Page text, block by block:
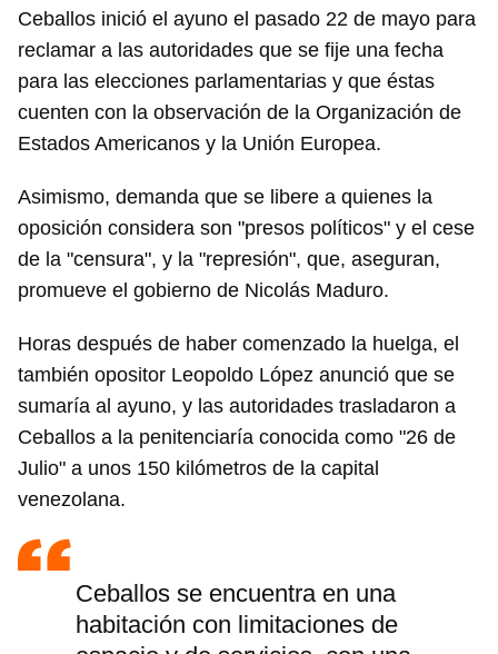
Ceballos inició el ayuno el pasado 22 de mayo para
reclamar a las autoridades que se fije una fecha
para las elecciones parlamentarias y que éstas
cuenten con la observación de la Organización de
Estados Americanos y la Unión Europea.
Asimismo, demanda que se libere a quienes la
oposición considera son "presos políticos" y el cese
de la "censura", y la "represión", que, aseguran,
promueve el gobierno de Nicolás Maduro.
Horas después de haber comenzado la huelga, el
también opositor Leopoldo López anunció que se
sumaría al ayuno, y las autoridades trasladaron a
Ceballos a la penitenciaría conocida como "26 de
Julio" a unos 150 kilómetros de la capital
venezolana.
Ceballos se encuentra en una
habitación con limitaciones de